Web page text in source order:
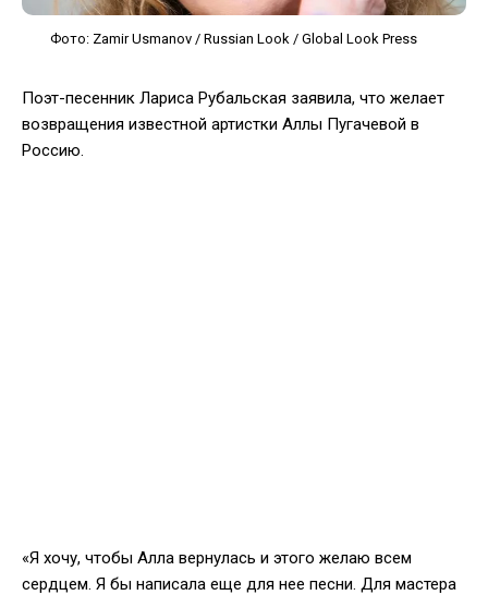
Фото: Zamir Usmanov / Russian Look / Global Look Press
Поэт-песенник Лариса Рубальская заявила, что желает
возвращения известной артистки Аллы Пугачевой в
Россию.
«Я хочу, чтобы Алла вернулась и этого желаю всем
сердцем. Я бы написала еще для нее песни. Для мастера